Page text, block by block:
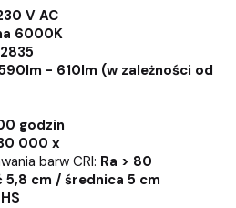
V AC
6000K
- 610lm (w zależności od
godzin
000 x
barw CRI: Ra > 80
5,8 cm / średnica 5 cm